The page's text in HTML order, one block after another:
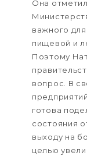
Она
важного
пищевой и
Поэтому
вопрос. В
готова
состояния
выходу на
целью